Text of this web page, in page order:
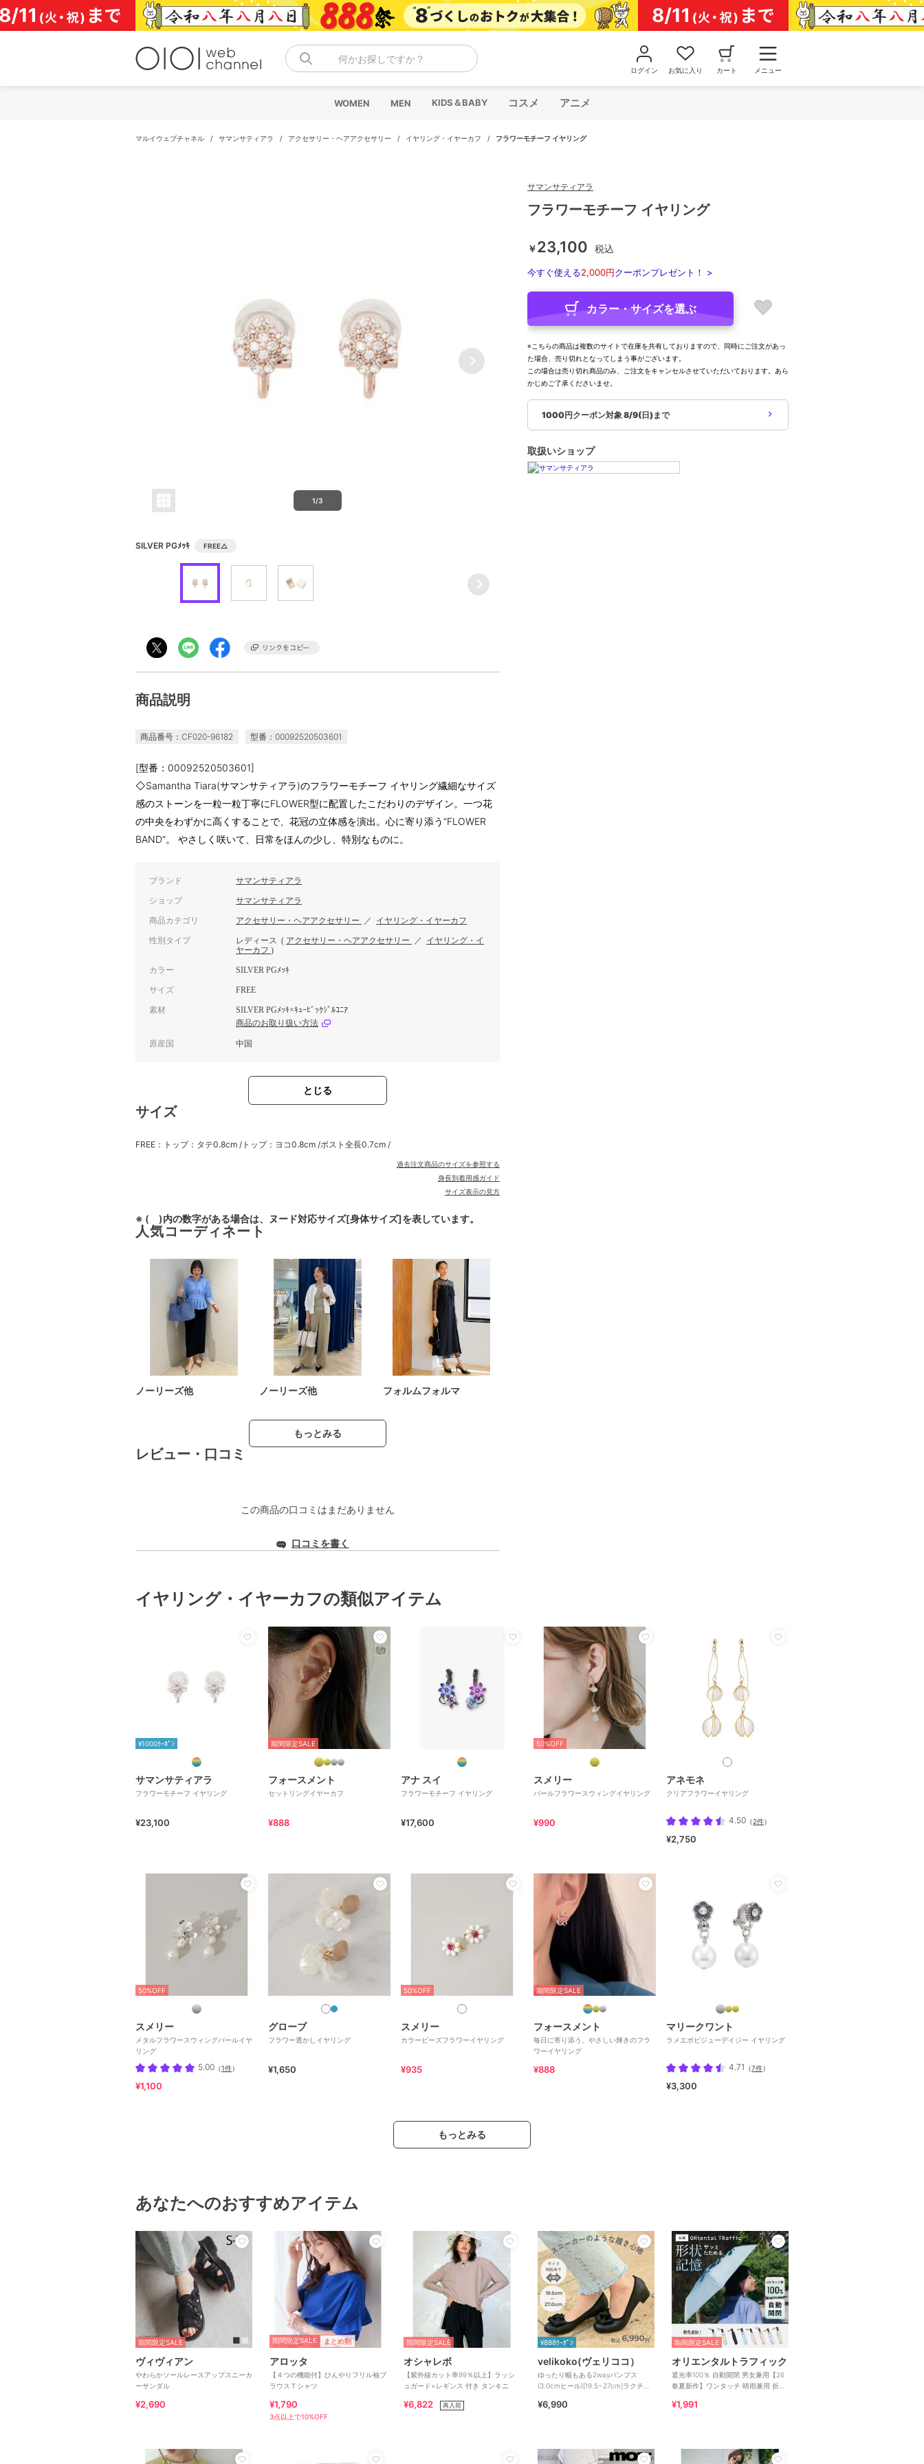
コ
ン
テ
何かお探しですか？
ログイン お気に入り カート メニュー
WOMEN MEN KIDS＆BABY コスメ アニメ
マルイウェブチャネル / サマンサティアラ / アクセサリー・ヘアアクセサリー / イヤリング・イヤーカフ / フラワーモチーフ イヤリング
1/3
SILVER PGﾒｯｷ FREE△
商品説明
商品番号：CF020-96182 型番：00092520503601
[型番：00092520503601]
◇Samantha Tiara(サマンサティアラ)のフラワーモチーフ イヤリング繊細なサイズ
感のストーンを一粒一粒丁寧にFLOWER型に配置したこだわりのデザイン。一つ花
の中央をわずかに高くすることで、花冠の立体感を演出。心に寄り添う“FLOWER
BAND”。 やさしく咲いて、日常をほんの少し、特別なものに。
ブランド サマンサティアラ
ショップ サマンサティアラ
商品カテゴリ アクセサリー・ヘアアクセサリー ／ イヤリング・イヤーカフ
性別タイプ レディース ( アクセサリー・ヘアアクセサリー ／ イヤリング・イ
ヤーカフ )
カラー SILVER PGﾒｯｷ
サイズ FREE
素材
SILVER PGﾒｯｷ×ｷｭｰﾋﾞｯｸｼﾞﾙｺﾆｱ
商品のお取り扱い方法
原産国 中国
とじる
サイズ
FREE：トップ：タテ0.8cm /トップ：ヨコ0.8cm /ポスト全長0.7cm /
過去注文商品のサイズを参照する
身長別着用感ガイド
サイズ表示の見方
※ ( )内の数字がある場合は、ヌード対応サイズ[身体サイズ]を表しています。
人気コーディネート
ノーリーズ他 ノーリーズ他 フォルムフォルマ
もっとみる
レビュー・口コミ
この商品の口コミはまだありません
口コミを書く
サマンサティアラ
フラワーモチーフ イヤリング
￥23,100 税込
今すぐ使える2,000円クーポンプレゼント！ >
カラー・サイズを選ぶ
※こちらの商品は複数のサイトで在庫を共有しておりますので、同時にご注文があっ
た場合、売り切れとなってしまう事がございます。
この場合は売り切れ商品のみ、ご注文をキャンセルさせていただいております。あら
かじめご了承くださいませ。
1000円クーポン対象 8/9(日)まで
取扱いショップ
イヤリング・イヤーカフの類似アイテム
¥1000ｸｰﾎﾟﾝ
サマンサティアラ
フラワーモチーフ イヤリング
¥23,100
期間限定SALE
フォースメント
セットリングイヤーカフ
¥888
アナ スイ
フラワーモチーフ イヤリング
¥17,600
50%OFF
スメリー
パールフラワースウィングイヤリング
¥990
アネモネ
クリアフラワーイヤリング
4.50 （2件）
¥2,750
50%OFF
スメリー
メタルフラワースウィングパールイヤ
リング
5.00 （1件）
¥1,100
グローブ
フラワー透かしイヤリング
¥1,650
50%OFF
スメリー
カラービーズフラワーイヤリング
¥935
期間限定SALE
フォースメント
毎日に寄り添う、やさしい輝きのフラ
ワーイヤリング
¥888
マリークワント
ラメエポビジューデイジー イヤリング
4.71 （7件）
¥3,300
もっとみる
あなたへのおすすめアイテム
期間限定SALE
ヴィヴィアン
やわらかソールレースアップスニーカ
ーサンダル
¥2,690
期間限定SALE まとめ割
アロッタ
【４つの機能付】ひんやりフリル袖ブ
ラウスＴシャツ
¥1,790
3点以上で10%OFF
期間限定SALE
オシャレボ
【紫外線カット率99％以上】ラッシ
ュガード×レギンス 付き タンキニ
¥6,822 再入荷
¥888ｸｰﾎﾟﾝ
velikoko(ヴェリココ）
ゆったり幅もある2wayパンプス
(3.0cmヒール)[19.5~27cm]ラクチン
¥6,990
期間限定SALE
オリエンタルトラフィック
遮光率100％ 自動開閉 男女兼用【26
春夏新作】ワンタッチ 晴雨兼用 折り
¥1,991